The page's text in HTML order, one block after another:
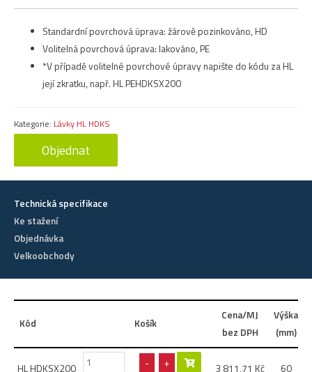
Standardní povrchová úprava: žárově pozinkováno, HD
Volitelná povrchová úprava: lakováno, PE
*V případě volitelné povrchové úpravy napište do kódu za HL
její zkratku, např. HL PEHDKSX200
Kategorie: Lávky HL HDKS
Objednat
Technická specifikace
Ke stažení
Objednávka
Velkoobchody
Kód Košík
Cena/MJ
bez DPH
Výška
(mm)
HL HDKSX200 - + 3 811,71 Kč 60